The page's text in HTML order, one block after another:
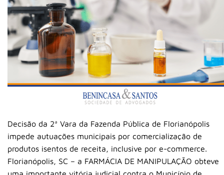
Decisão da 2ª Vara da Fazenda Pública de Florianópolis
impede autuações municipais por comercialização de
produtos isentos de receita, inclusive por e-commerce.
Florianópolis, SC – a FARMÁCIA DE MANIPULAÇÃO obteve